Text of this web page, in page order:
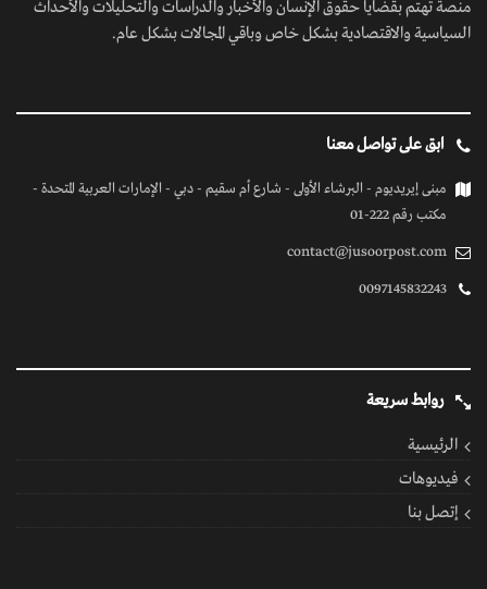
منصة تهتم بقضايا حقوق الإنسان والأخبار والدراسات والتحليلات والأحداث
السياسية والاقتصادية بشكل خاص وباقي المجالات بشكل عام.
ابق على تواصل معنا
مبنى إيريديوم - البرشاء الأولى - شارع أم سقيم - دبي - الإمارات العربية المتحدة -
مكتب رقم 222-01
contact@jusoorpost.com
0097145832243
روابط سريعة
الرئيسية
فيديوهات
إتصل بنا